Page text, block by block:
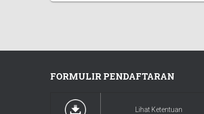
FORMULIR PENDAFTARAN
Lihat Ketentuan